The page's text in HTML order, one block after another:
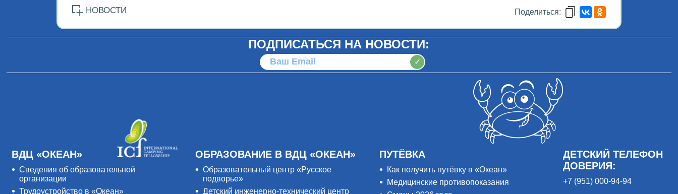
НОВОСТИ Поделиться:
ПОДПИСАТЬСЯ НА НОВОСТИ:
✓
ВДЦ «ОКЕАН»
Сведения об образовательной
организации
Трудоустройство в «Океан»
ОБРАЗОВАНИЕ В ВДЦ «ОКЕАН»
Образовательный центр «Русское
подворье»
Детский инженерно-технический центр
ПУТЁВКА
Как получить путёвку в «Океан»
Медицинские противопоказания
ДЕТСКИЙ ТЕЛЕФОН
ДОВЕРИЯ:
+7 (951) 000-94-94